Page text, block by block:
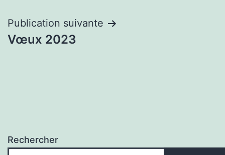
Publication suivante
Vœux 2023
Rechercher